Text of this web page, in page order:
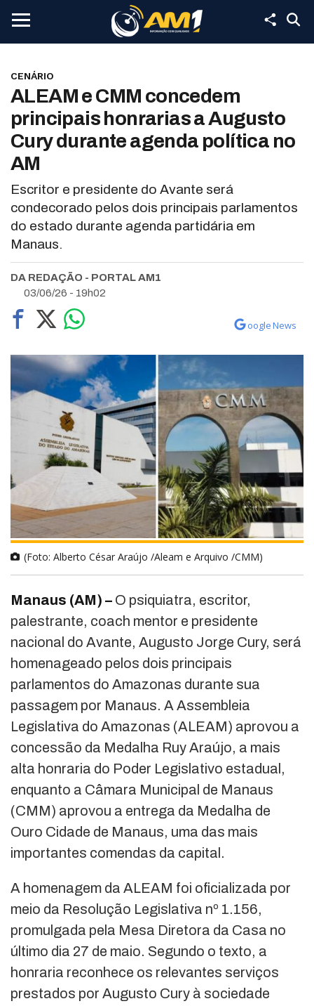
CENÁRIO
ALEAM e CMM concedem
principais honrarias a Augusto
Cury durante agenda política no
AM
Escritor e presidente do Avante será
condecorado pelos dois principais parlamentos
do estado durante agenda partidária em
Manaus.
DA REDAÇÃO - PORTAL AM1
03/06/26 - 19h02
oogle News
(Foto: Alberto César Araújo /Aleam e Arquivo /CMM)
Manaus (AM) – O psiquiatra, escritor,
palestrante, coach mentor e presidente
nacional do Avante, Augusto Jorge Cury, será
homenageado pelos dois principais
parlamentos do Amazonas durante sua
passagem por Manaus. A Assembleia
Legislativa do Amazonas (ALEAM) aprovou a
concessão da Medalha Ruy Araújo, a mais
alta honraria do Poder Legislativo estadual,
enquanto a Câmara Municipal de Manaus
(CMM) aprovou a entrega da Medalha de
Ouro Cidade de Manaus, uma das mais
importantes comendas da capital.
A homenagem da ALEAM foi oficializada por
meio da Resolução Legislativa nº 1.156,
promulgada pela Mesa Diretora da Casa no
último dia 27 de maio. Segundo o texto, a
honraria reconhece os relevantes serviços
prestados por Augusto Cury à sociedade